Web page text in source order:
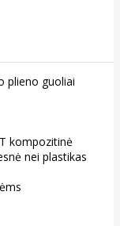
plieno guoliai
kompozitinė
nei plastikas